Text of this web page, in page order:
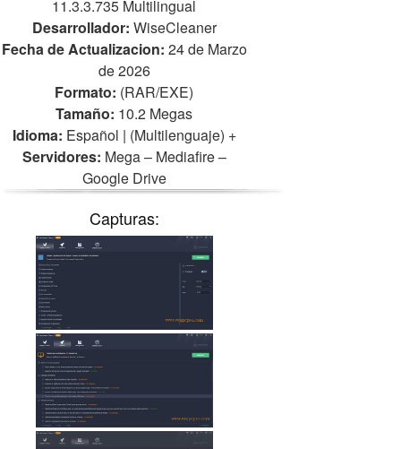
11.3.3.735 Multilingual
Desarrollador: WiseCleaner
Fecha de Actualizacion: 24 de Marzo
de 2026
Formato: (RAR/EXE)
Tamaño: 10.2 Megas
Idioma: Español | (Multilenguaje) +
Servidores: Mega – Mediafire –
Google Drive
Capturas: